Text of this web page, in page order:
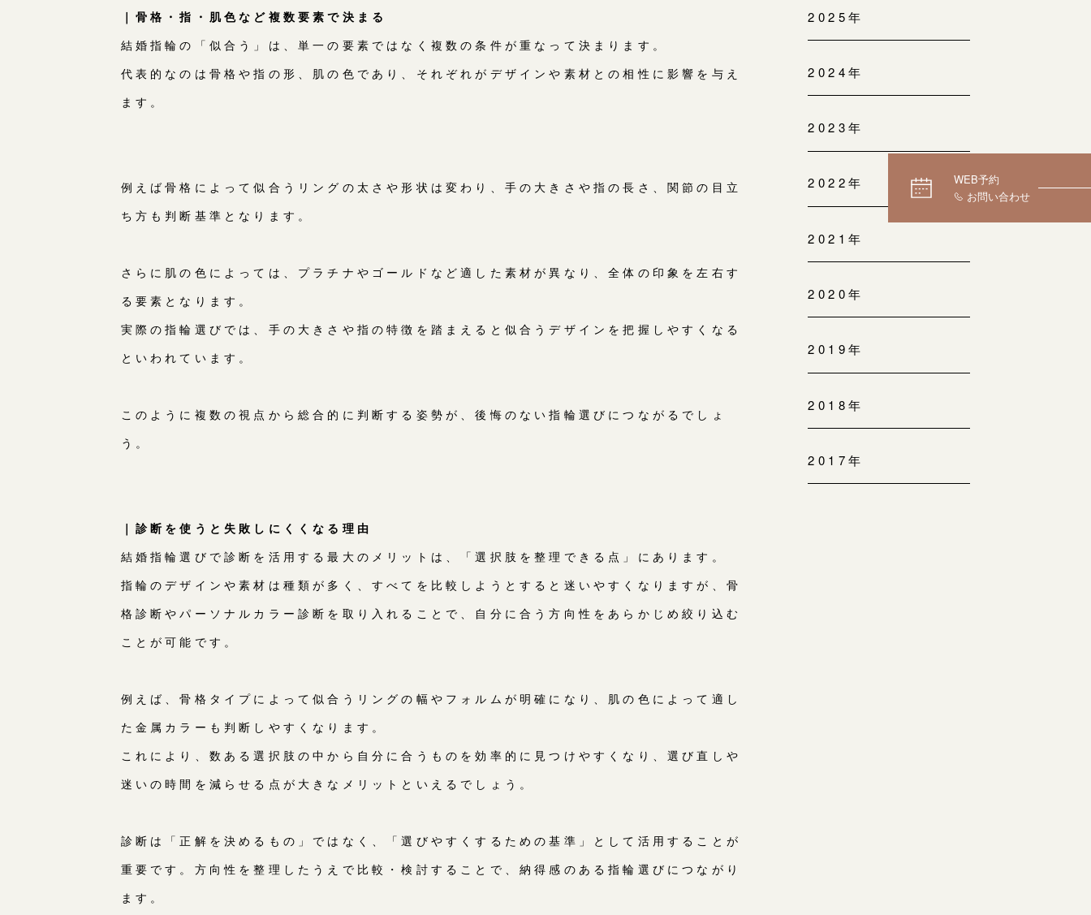
WEB予約
｜骨格・指・肌色など複数要素で決まる
結婚指輪の「似合う」は、単一の要素ではなく複数の条件が重なって決まります。
代表的なのは骨格や指の形、肌の色であり、それぞれがデザインや素材との相性に影響を与え
ます。
例えば骨格によって似合うリングの太さや形状は変わり、手の大きさや指の長さ、関節の目立
ち方も判断基準となります。
さらに肌の色によっては、プラチナやゴールドなど適した素材が異なり、全体の印象を左右す
る要素となります。
実際の指輪選びでは、手の大きさや指の特徴を踏まえると似合うデザインを把握しやすくなる
といわれています。
このように複数の視点から総合的に判断する姿勢が、後悔のない指輪選びにつながるでしょ
う。
｜診断を使うと失敗しにくくなる理由
結婚指輪選びで診断を活用する最大のメリットは、「選択肢を整理できる点」にあります。
指輪のデザインや素材は種類が多く、すべてを比較しようとすると迷いやすくなりますが、骨
格診断やパーソナルカラー診断を取り入れることで、自分に合う方向性をあらかじめ絞り込む
ことが可能です。
例えば、骨格タイプによって似合うリングの幅やフォルムが明確になり、肌の色によって適し
た金属カラーも判断しやすくなります。
これにより、数ある選択肢の中から自分に合うものを効率的に見つけやすくなり、選び直しや
迷いの時間を減らせる点が大きなメリットといえるでしょう。
診断は「正解を決めるもの」ではなく、「選びやすくするための基準」として活用することが
重要です。方向性を整理したうえで比較・検討することで、納得感のある指輪選びにつながり
ます。
2025年
2024年
2023年
2022年
2021年
2020年
2019年
2018年
2017年